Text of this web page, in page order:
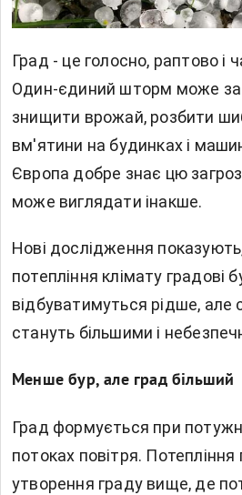
Град - це голосно, раптово і
Один-єдиний шторм може за
знищити врожай, розбити
вм'ятини на будинках і
Європа добре знає цю
може виглядати інакше.
Нові дослідження
потепління клімату градові
відбуватимуться рідше, але
стануть більшими і
Менше бур, але град більший
Град формується при
потоках повітря. Потепління
утворення граду вище, де